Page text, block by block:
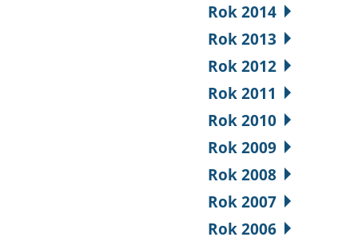
Rok 2014
Rok 2013
Rok 2012
Rok 2011
Rok 2010
Rok 2009
Rok 2008
Rok 2007
Rok 2006